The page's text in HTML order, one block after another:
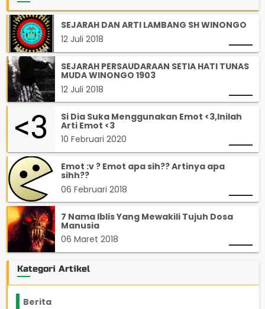
SEJARAH DAN ARTI LAMBANG SH WINONGO
12 Juli 2018
SEJARAH PERSAUDARAAN SETIA HATI TUNAS
MUDA WINONGO 1903
12 Juli 2018
Si Dia Suka Menggunakan Emot <3,Inilah
Arti Emot <3
10 Februari 2020
Emot :v ? Emot apa sih?? Artinya apa
sihh??
06 Februari 2018
7 Nama Iblis Yang Mewakili Tujuh Dosa
Manusia
06 Maret 2018
Kategori Artikel
Berita